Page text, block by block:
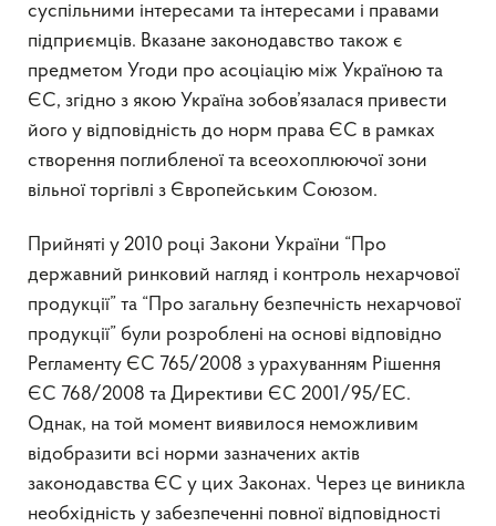
суспільними інтересами та інтересами і правами
підприємців. Вказане законодавство також є
предметом Угоди про асоціацію між Україною та
ЄС, згідно з якою Україна зобов’язалася привести
його у відповідність до норм права ЄС в рамках
створення поглибленої та всеохоплюючої зони
вільної торгівлі з Європейським Союзом.
Прийняті у 2010 році Закони України “Про
державний ринковий нагляд і контроль нехарчової
продукції” та “Про загальну безпечність нехарчової
продукції” були розроблені на основі відповідно
Регламенту ЄС 765/2008 з урахуванням Рішення
ЄС 768/2008 та Директиви ЄС 2001/95/ЕС.
Однак, на той момент виявилося неможливим
відобразити всі норми зазначених актів
законодавства ЄС у цих Законах. Через це виникла
необхідність у забезпеченні повної відповідності